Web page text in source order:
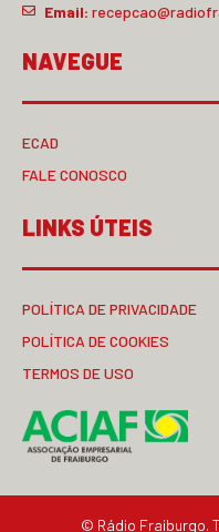
Email:
NAVEGUE
ECAD
FALE CONOSCO
LINKS ÚTEIS
POLÍTICA DE PRIVACIDADE
POLÍTICA DE COOKIES
TERMOS DE USO
© Rádio Fraiburgo.